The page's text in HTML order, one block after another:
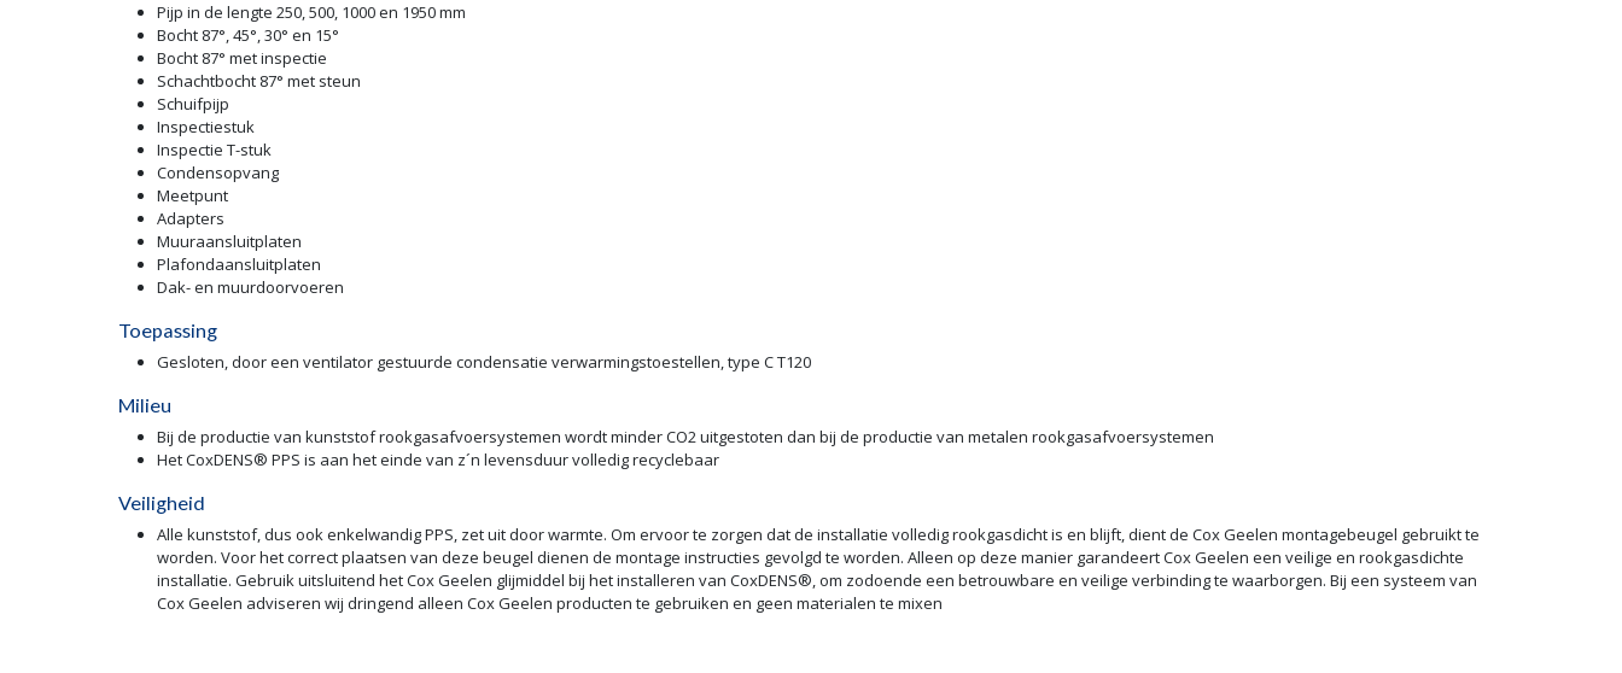
Pijp in de lengte 250, 500, 1000 en 1950 mm
Bocht 87°, 45°, 30° en 15°
Bocht 87° met inspectie
Schachtbocht 87° met steun
Schuifpijp
Inspectiestuk
Inspectie T-stuk
Condensopvang
Meetpunt
Adapters
Muuraansluitplaten
Plafondaansluitplaten
Dak- en muurdoorvoeren
Toepassing
Gesloten, door een ventilator gestuurde condensatie verwarmingstoestellen, type C T120
Milieu
Bij de productie van kunststof rookgasafvoersystemen wordt minder CO2 uitgestoten dan bij de productie van metalen rookgasafvoersystemen
Het CoxDENS® PPS is aan het einde van z´n levensduur volledig recyclebaar
Veiligheid
Alle kunststof, dus ook enkelwandig PPS, zet uit door warmte. Om ervoor te zorgen dat de installatie volledig rookgasdicht is en blijft, dient de Cox Geelen montagebeugel gebruikt te
worden. Voor het correct plaatsen van deze beugel dienen de montage instructies gevolgd te worden. Alleen op deze manier garandeert Cox Geelen een veilige en rookgasdichte
installatie. Gebruik uitsluitend het Cox Geelen glijmiddel bij het installeren van CoxDENS®, om zodoende een betrouwbare en veilige verbinding te waarborgen. Bij een systeem van
Cox Geelen adviseren wij dringend alleen Cox Geelen producten te gebruiken en geen materialen te mixen